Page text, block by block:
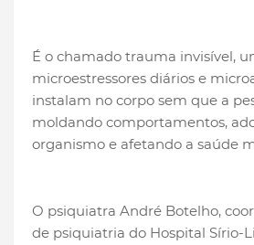
É o chamado trauma invisível,
microestressores diários e
instalam no corpo sem que a
moldando comportamentos,
organismo e afetando a saúde
O psiquiatra André Botelho,
de psiquiatria do Hospital Sírio-